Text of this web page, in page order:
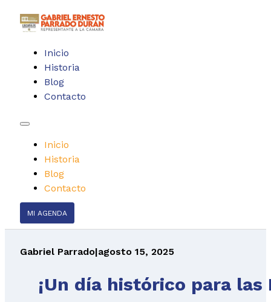
Inicio
Historia
Blog
Contacto
Inicio
Historia
Blog
Contacto
MI AGENDA
Gabriel Parrado|agosto 15, 2025
¡Un día histórico para